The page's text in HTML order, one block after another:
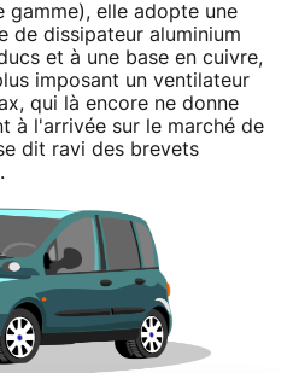
gamme), elle adopte une
de dissipateur aluminium
et à une base en cuivre,
imposant un ventilateur
qui là encore ne donne
à l'arrivée sur le marché de
dit ravi des brevets